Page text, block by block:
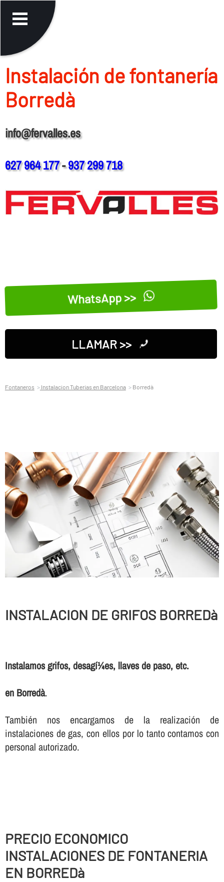
Instalación de fontanerí­a
Borredà
info@fervalles.es
627 964 177-937 299 718
WhatsApp >>
LLAMAR >>
Fontaneros Instalacion Tuberias en Barcelona Borredà
INSTALACION DE GRIFOS BORREDà
Instalamos grifos, desagí¼es, llaves de paso, etc.
en Borredà.
También nos encargamos de la realización de
instalaciones de gas, con ellos por lo tanto contamos con
personal autorizado.
PRECIO ECONOMICO
INSTALACIONES DE FONTANERIA
EN BORREDà